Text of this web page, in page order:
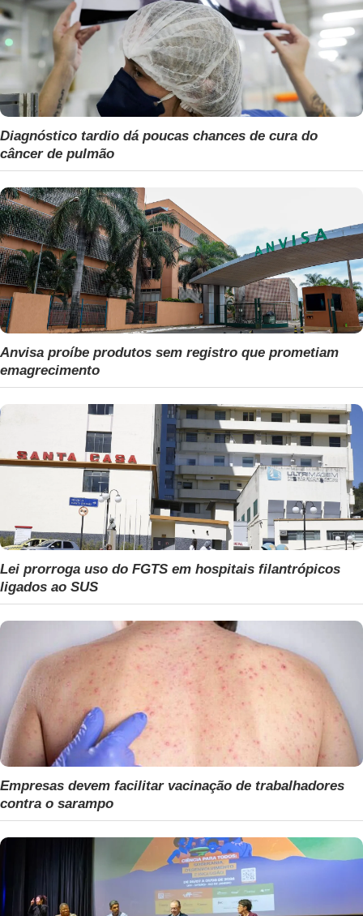
Diagnóstico tardio dá poucas chances de cura do
câncer de pulmão
Anvisa proíbe produtos sem registro que prometiam
emagrecimento
Lei prorroga uso do FGTS em hospitais filantrópicos
ligados ao SUS
Empresas devem facilitar vacinação de trabalhadores
contra o sarampo